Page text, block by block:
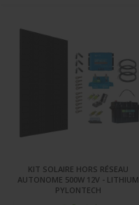
KIT SOLAIRE HORS RÉSEAU
AUTONOME 500W 12V - LITHIUM
PYLONTECH